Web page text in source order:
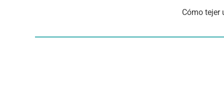
Cómo tejer